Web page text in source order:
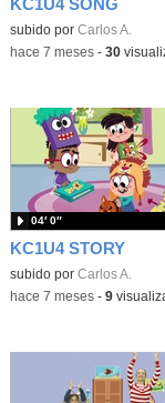
Contenido educativo.
subido por Carlos A.
-hace 7 meses- 30
KC1U4 STORY
Contenido educativo.
subido por Carlos A.
04′ 0″
-hace 7 meses- 9